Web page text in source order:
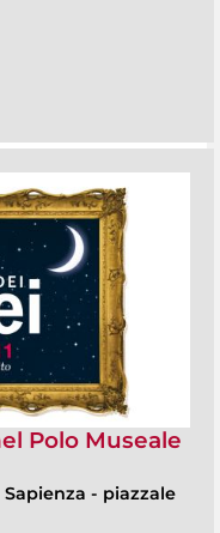
Polo Museale
- piazzale